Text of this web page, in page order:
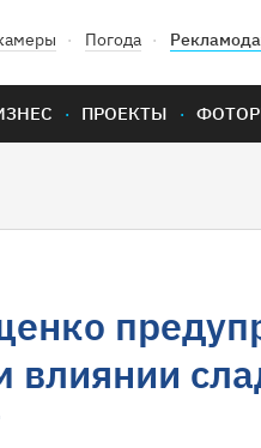
Погода
ПРОЕКТЫ
влиянии